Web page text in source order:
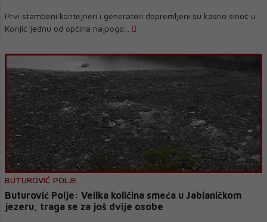
Prvi stambeni kontejneri i generatori dopremljeni su kasno sinoć u
Konjic jednu od općina najpogo...
BUTUROVIĆ POLJE
Buturović Polje: Velika količina smeća u Jablaničkom
jezeru, traga se za još dvije osobe